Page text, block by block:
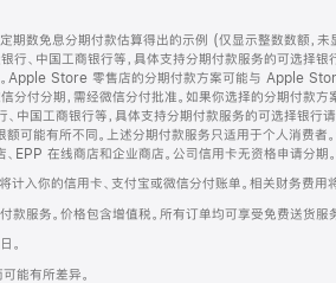
期数免息分期付款估算得出的示例 (仅显示整数数额，
行、中国工商银行等，具体支持分期付款服务的可选
Apple Store 零售店的分期付款方案可能与 Apple
信分付分期，需经微信分付批准。如果你选择的分期付
、中国工商银行等，具体支持分期付款服务的可选择银
额可能有所不同。上述分期付款服务只适用于个人消
、EPP 在线商店和企业商店。公司信用卡无资格申请分
计入你的信用卡、支付宝或微信分付账单。相关财务费用
款服务。价格包含增值税。所有订单均可享受免费送货服
。
能有所差异。